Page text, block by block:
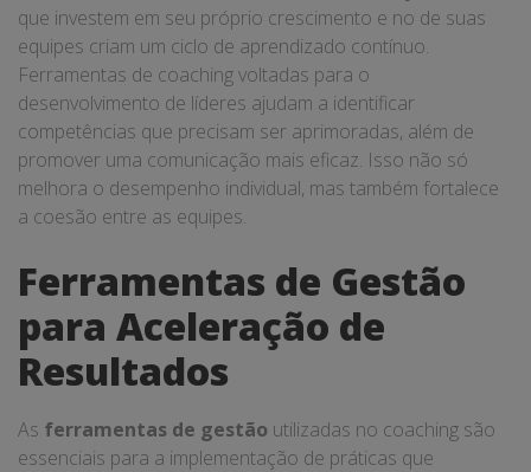
que investem em seu próprio crescimento e no de suas
equipes criam um ciclo de aprendizado contínuo.
Ferramentas de coaching voltadas para o
desenvolvimento de líderes ajudam a identificar
competências que precisam ser aprimoradas, além de
promover uma comunicação mais eficaz. Isso não só
melhora o desempenho individual, mas também fortalece
a coesão entre as equipes.
Ferramentas de Gestão
para Aceleração de
Resultados
As ferramentas de gestão utilizadas no coaching são
essenciais para a implementação de práticas que